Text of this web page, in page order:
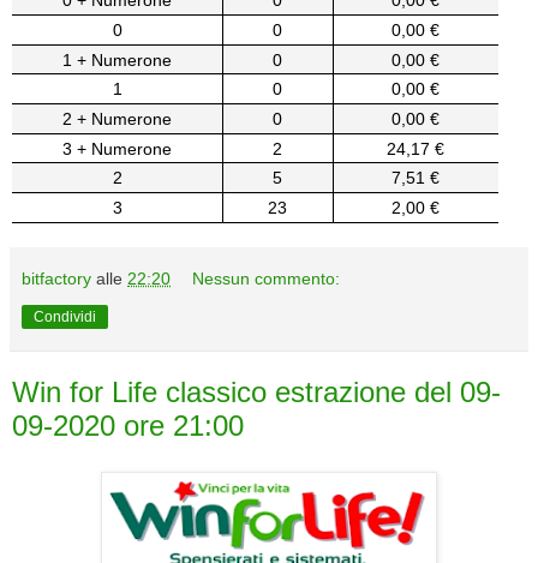
0
0
0,00 €
1 + Numerone
0
0,00 €
1
0
0,00 €
2 + Numerone
0
0,00 €
3 + Numerone
2
24,17 €
2
5
7,51 €
3
23 2,00 €
bitfactory alle 22:20 Nessun commento:
Condividi
Win for Life classico estrazione del 09-
09-2020 ore 21:00